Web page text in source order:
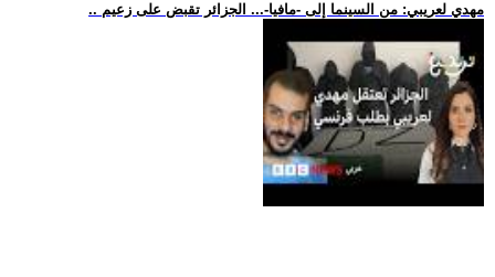
.. مهدي لعريبي: من السينما إلى -مافيا-... الجزائر تقبض على زعيم